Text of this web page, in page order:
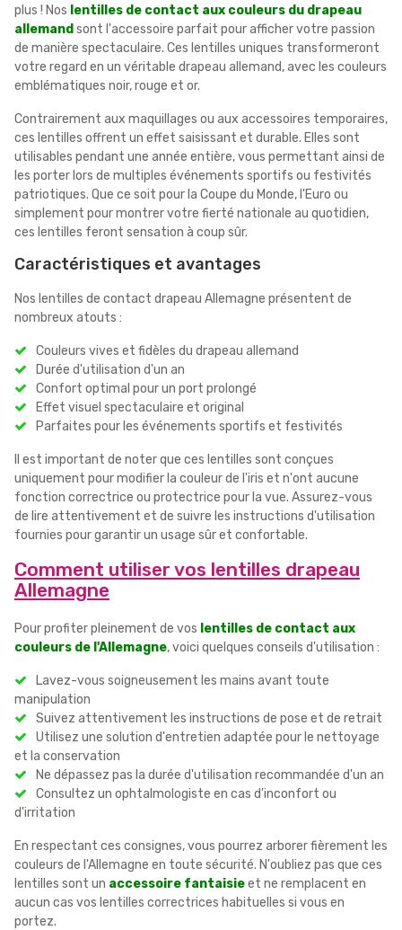
plus ! Nos lentilles de contact aux couleurs du drapeau
allemand sont l'accessoire parfait pour afficher votre passion
de manière spectaculaire. Ces lentilles uniques transformeront
votre regard en un véritable drapeau allemand, avec les couleurs
emblématiques noir, rouge et or.
Contrairement aux maquillages ou aux accessoires temporaires,
ces lentilles offrent un effet saisissant et durable. Elles sont
utilisables pendant une année entière, vous permettant ainsi de
les porter lors de multiples événements sportifs ou festivités
patriotiques. Que ce soit pour la Coupe du Monde, l'Euro ou
simplement pour montrer votre fierté nationale au quotidien,
ces lentilles feront sensation à coup sûr.
Caractéristiques et avantages
Nos lentilles de contact drapeau Allemagne présentent de
nombreux atouts :
Couleurs vives et fidèles du drapeau allemand
Durée d'utilisation d'un an
Confort optimal pour un port prolongé
Effet visuel spectaculaire et original
Parfaites pour les événements sportifs et festivités
Il est important de noter que ces lentilles sont conçues
uniquement pour modifier la couleur de l'iris et n'ont aucune
fonction correctrice ou protectrice pour la vue. Assurez-vous
de lire attentivement et de suivre les instructions d'utilisation
fournies pour garantir un usage sûr et confortable.
Comment utiliser vos lentilles drapeau
Allemagne
Pour profiter pleinement de vos lentilles de contact aux
couleurs de l'Allemagne, voici quelques conseils d'utilisation :
Lavez-vous soigneusement les mains avant toute
manipulation
Suivez attentivement les instructions de pose et de retrait
Utilisez une solution d'entretien adaptée pour le nettoyage
et la conservation
Ne dépassez pas la durée d'utilisation recommandée d'un an
Consultez un ophtalmologiste en cas d'inconfort ou
d'irritation
En respectant ces consignes, vous pourrez arborer fièrement les
couleurs de l'Allemagne en toute sécurité. N'oubliez pas que ces
lentilles sont un accessoire fantaisieet ne remplacent en
aucun cas vos lentilles correctrices habituelles si vous en
portez.